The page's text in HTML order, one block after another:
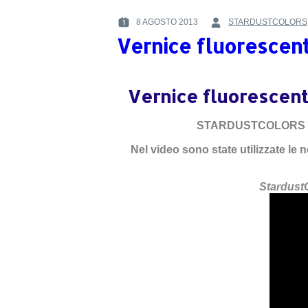
POSTED
ON
8 AGOSTO 2013
BY
:
STARDUSTCOLORS
Vernice
Vernice
Nel video sono state utilizzate le